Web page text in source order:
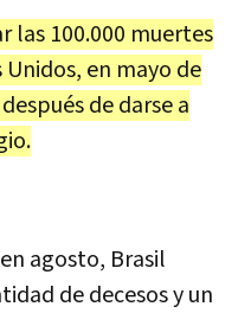
las 100.000 muertes
en mayo de
de darse a
agosto, Brasil
de decesos y un